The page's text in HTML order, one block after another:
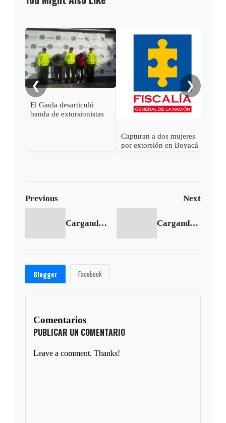
❮
El Gaula desarticuló
banda de extorsionistas
Capturan a dos mujeres
por extorsión en Boyacá
❯
Previous Next
Cargando anterior... Cargando siguiente...
Blogger Facebook
Comentarios
PUBLICAR UN COMENTARIO
Leave a comment. Thanks!